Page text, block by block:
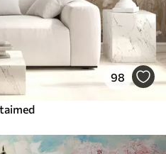
98